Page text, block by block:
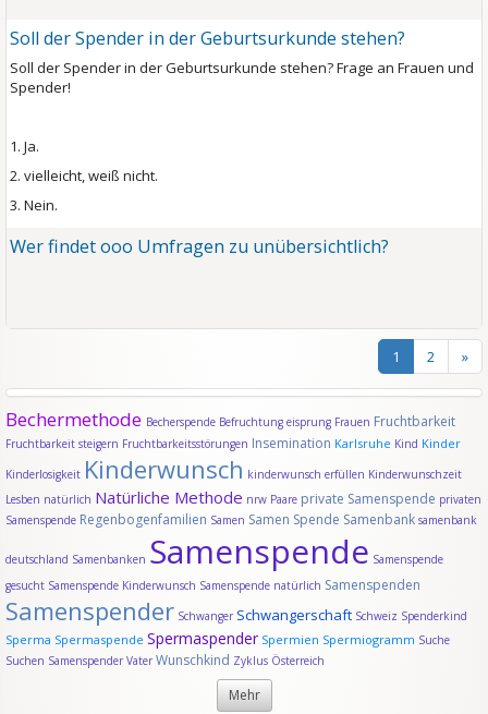
Soll der Spender in der Geburtsurkunde stehen?
Soll der Spender in der Geburtsurkunde stehen? Frage an Frauen und
Spender!
1. Ja.
2. vielleicht, weiß nicht.
3. Nein.
Wer findet ooo Umfragen zu unübersichtlich?
1 2 »
Bechermethode Becherspende Befruchtung eisprung Frauen Fruchtbarkeit
Fruchtbarkeit steigern Fruchtbarkeitsstörungen Insemination Karlsruhe Kind Kinder
Kinderlosigkeit Kinderwunsch kinderwunsch erfüllen Kinderwunschzeit
Lesben natürlich Natürliche Methode nrw Paare private Samenspende privaten
Samenspende Regenbogenfamilien Samen Samen Spende Samenbank samenbank
deutschland Samenbanken Samenspende Samenspende
gesucht Samenspende Kinderwunsch Samenspende natürlich Samenspenden
Samenspender Schwanger Schwangerschaft Schweiz Spenderkind
Sperma Spermaspende Spermaspender Spermien Spermiogramm Suche
Suchen Samenspender Vater Wunschkind Zyklus Österreich
Mehr